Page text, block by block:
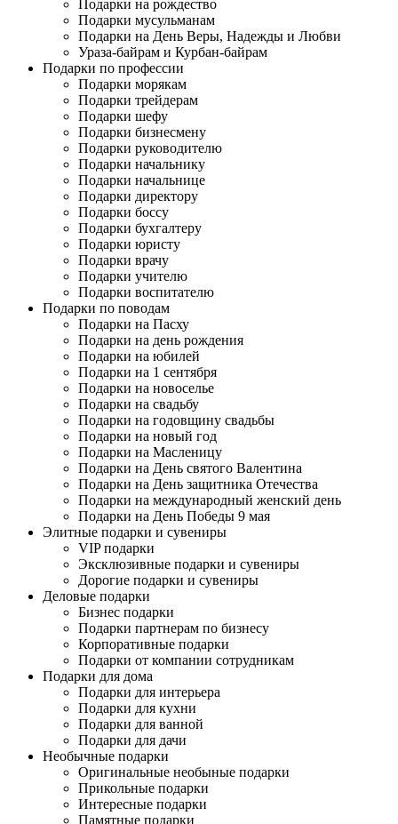
Подарки на рождество
Подарки мусульманам
Подарки на День Веры, Надежды и Любви
Ураза-байрам и Курбан-байрам
Подарки по профессии
Подарки морякам
Подарки трейдерам
Подарки шефу
Подарки бизнесмену
Подарки руководителю
Подарки начальнику
Подарки начальнице
Подарки директору
Подарки боссу
Подарки бухгалтеру
Подарки юристу
Подарки врачу
Подарки учителю
Подарки воспитателю
Подарки по поводам
Подарки на Пасху
Подарки на день рождения
Подарки на юбилей
Подарки на 1 сентября
Подарки на новоселье
Подарки на свадьбу
Подарки на годовщину свадьбы
Подарки на новый год
Подарки на Масленицу
Подарки на День святого Валентина
Подарки на День защитника Отечества
Подарки на международный женский день
Подарки на День Победы 9 мая
Элитные подарки и сувениры
VIP подарки
Эксклюзивные подарки и сувениры
Дорогие подарки и сувениры
Деловые подарки
Бизнес подарки
Подарки партнерам по бизнесу
Корпоративные подарки
Подарки от компании сотрудникам
Подарки для дома
Подарки для интерьера
Подарки для кухни
Подарки для ванной
Подарки для дачи
Необычные подарки
Оригинальные необыные подарки
Прикольные подарки
Интересные подарки
Памятные подарки